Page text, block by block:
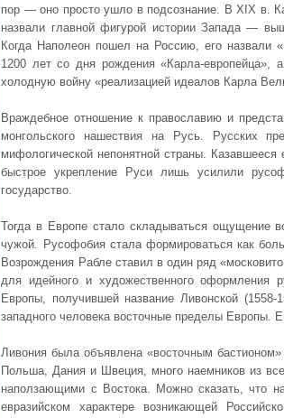
пор — оно просто ушло в подсознание. В XIX в.
назвали главной фигурой истории Запада —
Когда Наполеон пошел на Россию, его
1200 лет со дня рождения «Карла-европейца»,
холодную войну «реализацией идеалов Карла
Враждебное отношение к православию и
монгольского нашествия на Русь. Русских
мифологической непонятной страны. Казавшееся
быстрое укрепление Руси лишь усилили
государство.
Тогда в Европе стало складываться ощущение
чужой. Русофобия стала формироваться как
Возрождения Рабле ставил в один ряд
для идейного и художественного
Европы, получившей название Ливонской (1558-
западного человека восточные пределы Европы.
Ливония была объявлена «восточным
Польша, Дания и Швеция, много наемников из
наползающими с Востока. Можно сказать, что
евразийском характере возникающей